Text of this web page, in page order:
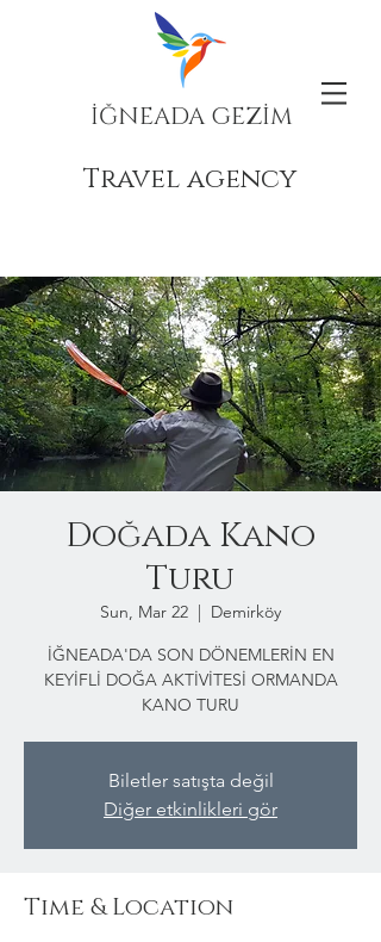
İĞNEADA GEZİM
Travel agency
Doğada Kano
Turu
Sun, Mar 22
  |
Demirköy
İĞNEADA'DA SON DÖNEMLERİN EN
KEYİFLİ DOĞA AKTİVİTESİ ORMANDA
KANO TURU
Biletler satışta değil
Diğer etkinlikleri gör
Time & Location